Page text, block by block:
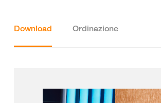
Download Ordinazione